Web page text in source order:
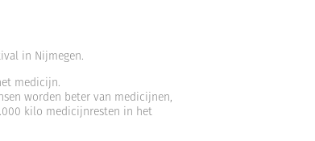
in Nijmegen.
medicijn.
worden beter van medicijnen,
kilo medicijnresten in het